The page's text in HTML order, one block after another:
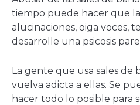
tiempo puede hacer que
alucinaciones, oiga voces,
desarrolle una psicosis
La gente que usa sales de
vuelva adicta a ellas. Se
hacer todo lo posible para